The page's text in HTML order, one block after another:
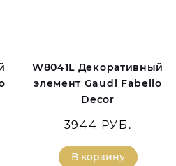
W8041L Декоративный
элемент Gaudi Fabello
Decor
3944 РУБ.
В корзину